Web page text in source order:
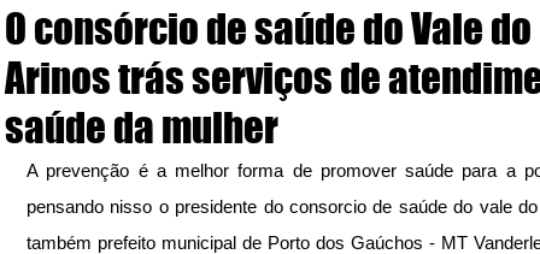
O consórcio de saúde do Vale do
Arinos trás serviços de
saúde da mulher
A prevenção é a melhor forma de promover saúde para a
pensando nisso o presidente do consorcio de saúde do vale
também prefeito municipal de Porto dos Gaúchos - MT